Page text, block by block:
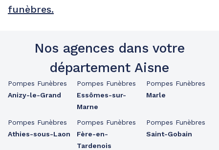
funèbres.
Nos agences dans votre
département Aisne
Pompes Funèbres
Anizy-le-Grand
Pompes Funèbres
Athies-sous-Laon
Pompes Funèbres
Essômes-sur-
Marne
Pompes Funèbres
Fère-en-
Tardenois
Pompes Funèbres
Marle
Pompes Funèbres
Saint-Gobain